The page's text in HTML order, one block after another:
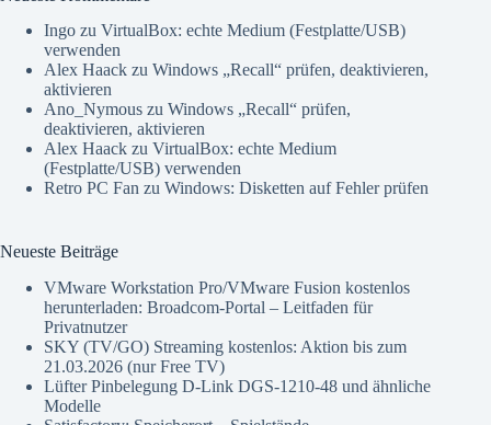
Ingo zu VirtualBox: echte Medium (Festplatte/USB)
verwenden
Alex Haack zu Windows „Recall“ prüfen, deaktivieren,
aktivieren
Ano_Nymous zu Windows „Recall“ prüfen,
deaktivieren, aktivieren
Alex Haack zu VirtualBox: echte Medium
(Festplatte/USB) verwenden
Retro PC Fan zu Windows: Disketten auf Fehler prüfen
Neueste Beiträge
VMware Workstation Pro/VMware Fusion kostenlos
herunterladen: Broadcom-Portal – Leitfaden für
Privatnutzer
SKY (TV/GO) Streaming kostenlos: Aktion bis zum
21.03.2026 (nur Free TV)
Lüfter Pinbelegung D-Link DGS-1210-48 und ähnliche
Modelle